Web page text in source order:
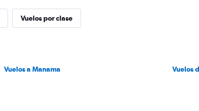
Vuelos por clase
Vuelos a Manama
Vuelos